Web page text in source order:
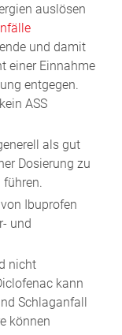
auslösen
und damit
einer Einnahme
entgegen.
ASS
als gut
Dosierung zu
führen.
Ibuprofen
und
nicht
kann
Schlaganfall
können